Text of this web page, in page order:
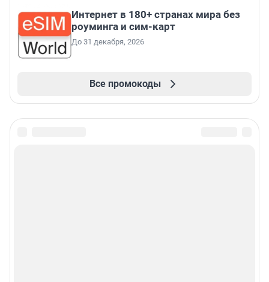
Интернет в 180+ странах мира без
роуминга и сим-карт
До 31 декабря, 2026
Все промокоды